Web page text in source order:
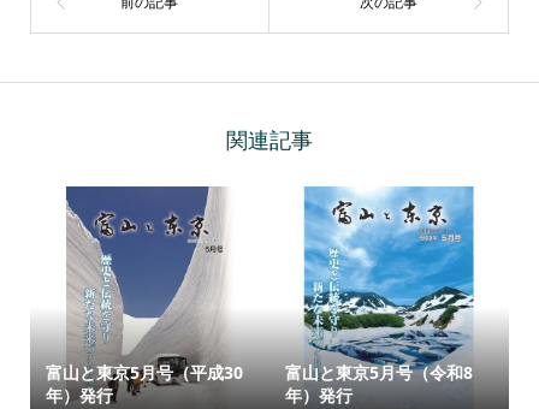
関連記事
富山と東京5月号（平成30
年）発行
富山と東京5月号（令和8
年）発行